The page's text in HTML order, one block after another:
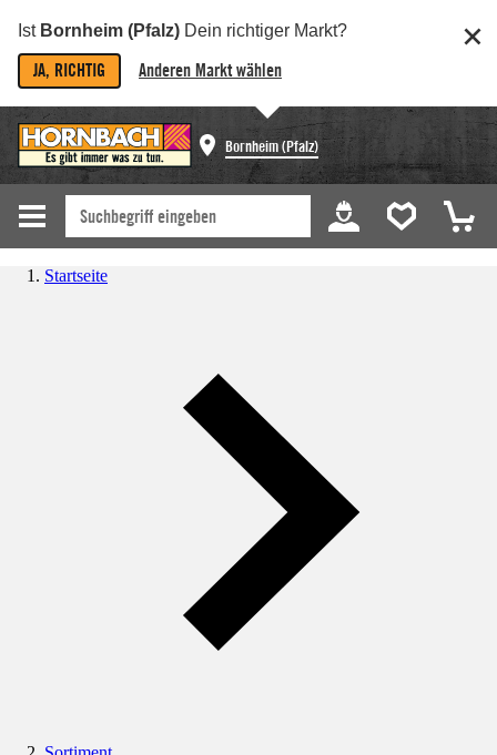
Ist Bornheim (Pfalz) Dein richtiger Markt?
JA, RICHTIG Anderen Markt wählen
Bornheim (Pfalz)
Startseite